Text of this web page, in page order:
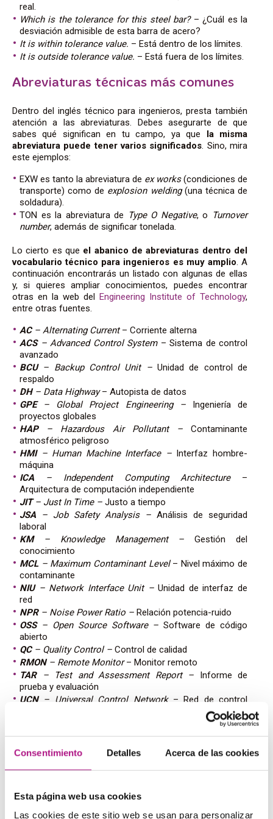
Consentimiento Detalles Acerca de las cookies
Esta página web usa cookies
Las cookies de este sitio web se usan para personalizar
real.
Which is the tolerance for this steel bar? – ¿Cuál es la
desviación admisible de esta barra de acero?
It is within tolerance value. – Está dentro de los límites.
It is outside tolerance value. – Está fuera de los límites.
Abreviaturas técnicas más comunes
Dentro del inglés técnico para ingenieros, presta también
atención a las abreviaturas . Debes asegurarte de que
sabes qué significan en tu campo, ya que la misma
abreviatura puede tener varios significados . Sino, mira
este ejemplos:
EXW es tanto la abreviatura de ex works(condiciones de
transporte) como de explosion welding(una técnica de
soldadura).
TON es la abreviatura de Type O Negative, o Turnover
number, además de significar tonelada.
Lo cierto es que el abanico de abreviaturas dentro del
vocabulario técnico para ingenieros es muy amplio . A
continuación encontrarás un listado con algunas de ellas
y, si quieres ampliar conocimientos, puedes encontrar
otras en la web del Engineering Institute of Technology,
entre otras fuentes.
AC– Alternating Current– Corriente alterna
ACS– Advanced Control System – Sistema de control
avanzado
BCU– Backup Control Unit – Unidad de control de
respaldo
DH– Data Highway– Autopista de datos
GPE– Global Project Engineering – Ingeniería de
proyectos globales
HAP– Hazardous Air Pollutant – Contaminante
atmosférico peligroso
HMI– Human Machine Interface – Interfaz hombre-
máquina
ICA – Independent Computing Architecture –
Arquitectura de computación independiente
JIT– Just In Time – Justo a tiempo
JSA – Job Safety Analysis – Análisis de seguridad
laboral
KM– Knowledge Management –Gestión del
conocimiento
MCL– Maximum Contaminant Level– Nivel máximo de
contaminante
NIU– Network Interface Unit –Unidad de interfaz de
red
NPR– Noise Power Ratio – Relación potencia-ruido
OSS– Open Source Software –Software de código
abierto
QC– Quality Control – Control de calidad
RMON– Remote Monitor– Monitor remoto
TAR– Test and Assessment Report – Informe de
prueba y evaluación
UCN– Universal Control Network – Red de control
– Voltios de corriente
alterna
1oo1
– One out of One – Uno de cada uno
3G– Third Generation– Tercera generación
¿Qué recursos online